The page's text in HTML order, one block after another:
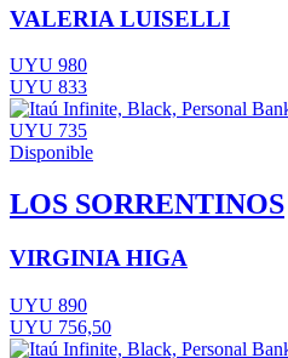
VALERIA LUISELLI
UYU 980
UYU 833
UYU 735
Disponible
LOS SORRENTINOS
VIRGINIA HIGA
UYU 890
UYU 756,50